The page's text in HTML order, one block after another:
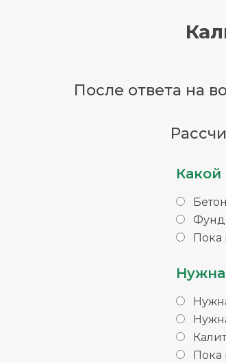
После ответа на
Пока
Пока